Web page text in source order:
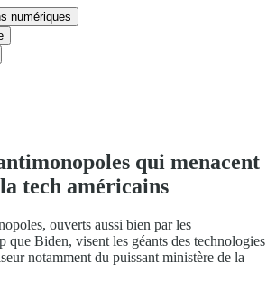
numériques
qui menacent
tech américains
ouverts aussi bien par les
que Biden, visent les géants des technologies
notamment du puissant ministère de la